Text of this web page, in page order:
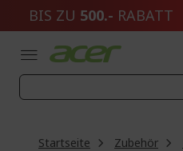
BIS ZU 500.- RABATT
Startseite Zubehör